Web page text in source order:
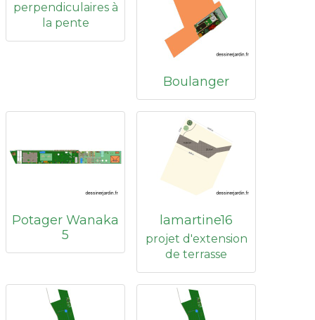
perpendiculaires à
la pente
Boulanger
Potager Wanaka
5
lamartine16
projet d'extension
de terrasse